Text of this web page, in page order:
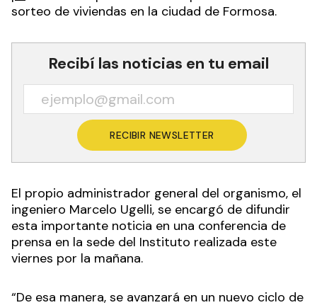
sorteo de viviendas en la ciudad de Formosa.
Recibí las noticias en tu email
RECIBIR NEWSLETTER
El propio administrador general del organismo, el
ingeniero Marcelo Ugelli, se encargó de difundir
esta importante noticia en una conferencia de
prensa en la sede del Instituto realizada este
viernes por la mañana.
“De esa manera, se avanzará en un nuevo ciclo de